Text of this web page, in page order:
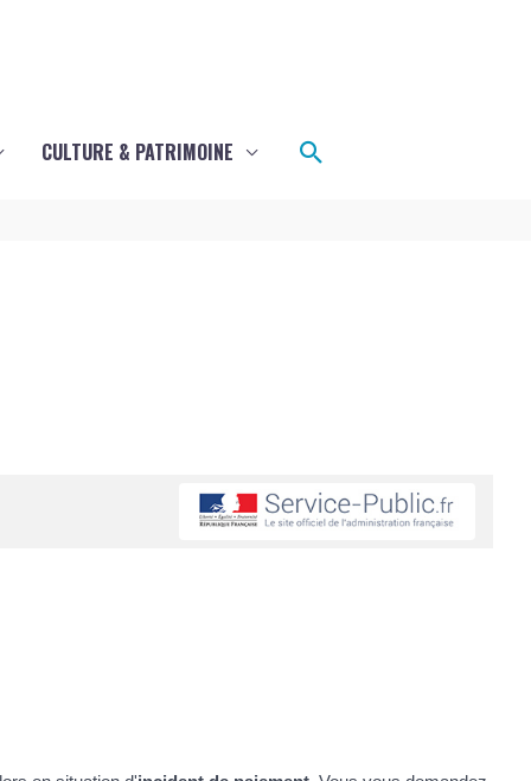
CULTURE & PATRIMOINE Rechercher